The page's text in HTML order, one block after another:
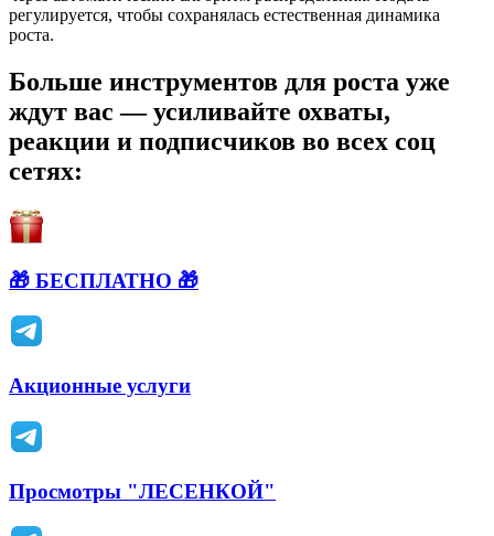
регулируется, чтобы сохранялась естественная динамика
роста.
Больше инструментов для роста уже
ждут вас — усиливайте охваты,
реакции и подписчиков во всех соц
сетях:
🎁 БЕСПЛАТНО 🎁
Акционные услуги
Просмотры "ЛЕСЕНКОЙ"